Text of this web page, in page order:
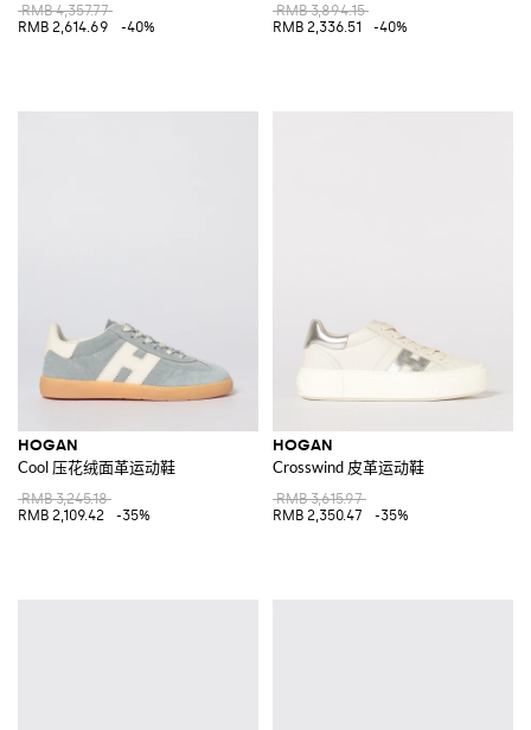
RMB 4,357.77
RMB 2,614.69
-40%
RMB 3,894.15
RMB 2,336.51
-40%
HOGAN
Cool 压花绒面革运动鞋
RMB 3,245.18
RMB 2,109.42
-35%
HOGAN
Crosswind 皮革运动鞋
RMB 3,615.97
RMB 2,350.47
-35%